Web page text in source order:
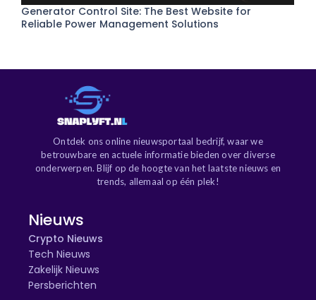
Generator Control Site: The Best Website for
Reliable Power Management Solutions
Ontdek ons online nieuwsportaal bedrijf, waar we
betrouwbare en actuele informatie bieden over diverse
onderwerpen. Blijf op de hoogte van het laatste nieuws en
trends, allemaal op één plek!
Nieuws
Crypto Nieuws
Tech Nieuws
Zakelijk Nieuws
Persberichten